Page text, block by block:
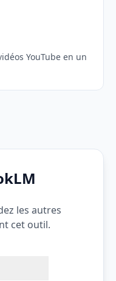
YouTube en un
les autres
cet outil.